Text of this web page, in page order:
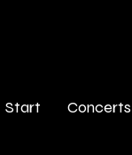
Start Concerts